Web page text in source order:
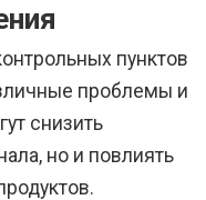
пунктов
проблемы и
снизить
но и повлиять